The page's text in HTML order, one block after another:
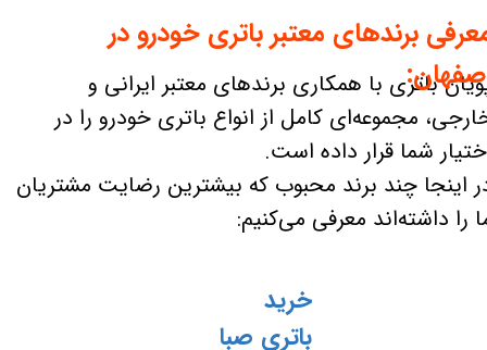
باتری با همکاری برندهای معتبر ایرانی و
مجموعه‌ای کامل از انواع باتری خودرو را در
شما قرار داده است.
اینجا چند برند محبوب که بیشترین رضایت مشتریان
را داشته‌اند معرفی می‌کنیم:
برندهای معتبر باتری خودرو در
خرید
باتری صبا